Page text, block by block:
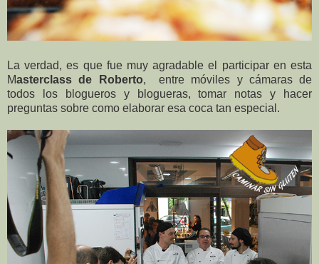
La verdad, es que fue muy agradable el participar en esta
Masterclass de Roberto, entre móviles y cámaras de
todos los blogueros y blogueras, tomar notas y hacer
preguntas sobre como elaborar esa coca tan especial.